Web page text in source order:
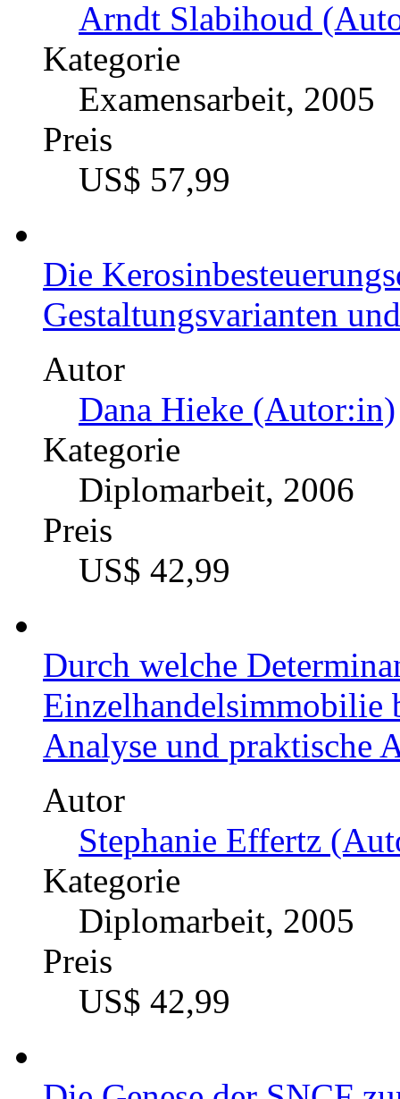
Arndt Slabihoud
Kategorie
Examensarbeit, 2005
Preis
US$ 57,99
Die
Gestaltungsvarianten
Autor
Dana Hieke (Autor:in)
Kategorie
Diplomarbeit, 2006
Preis
US$ 42,99
Durch welche
Einzelhandelsimmobilie
Analyse und praktische
Autor
Stephanie Effertz
Kategorie
Diplomarbeit, 2005
Preis
US$ 42,99